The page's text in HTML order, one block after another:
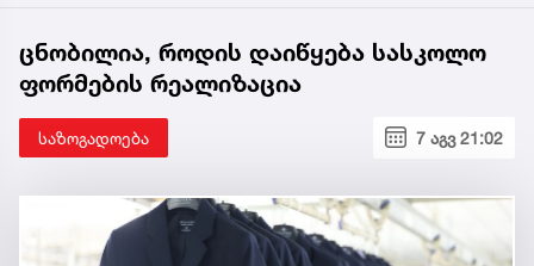
ცნობილია, როდის დაიწყება სასკოლო
ფორმების რეალიზაცია
საზოგადოება 7 აგვ 21:02